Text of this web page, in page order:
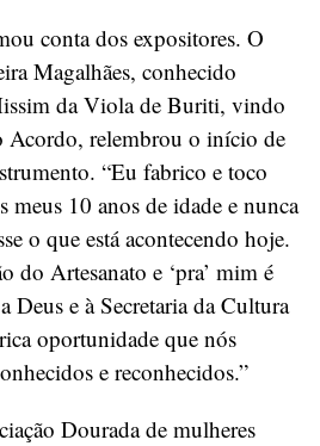
conta dos expositores. O
Magalhães, conhecido
da Viola de Buriti, vindo
relembrou o início de
“Eu fabrico e toco
10 anos de idade e nunca
o que está acontecendo hoje.
do Artesanato e ‘pra’ mim é
Deus e à Secretaria da Cultura
oportunidade que nós
e reconhecidos.”
Dourada de mulheres